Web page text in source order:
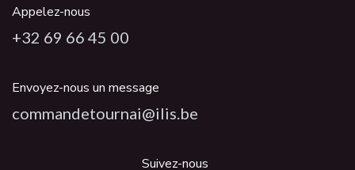
Appelez-nous
+32 69 66 45 00
Envoyez-nous un message
commandetournai@ilis.be
Suivez-nous